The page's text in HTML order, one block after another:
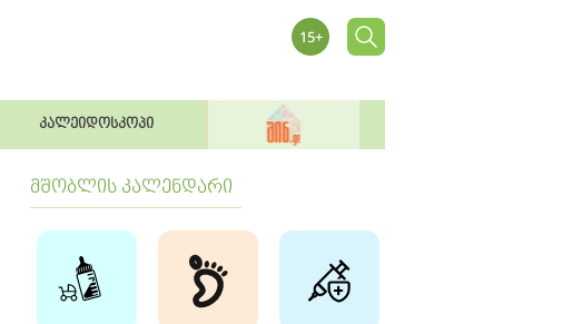
კალეიდოსკოპი
მშობლის კალენდარი